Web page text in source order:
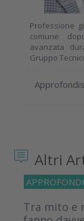
Professione
comune
avanzata
Gruppo
Altri
Tra mito e